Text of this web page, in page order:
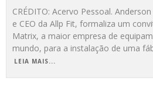
CRÉDITO: Acervo Pessoal.
e CEO da Allp Fit, formaliza um
Matrix, a maior empresa de
mundo, para a instalação de uma
LEIA MAIS...